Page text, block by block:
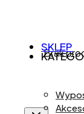
Brak
SKLEP